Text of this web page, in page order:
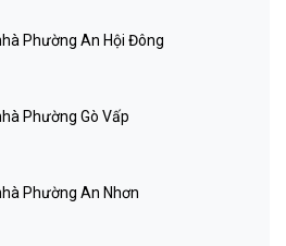
Phường An Hội Đông
Phường Gò Vấp
Phường An Nhơn